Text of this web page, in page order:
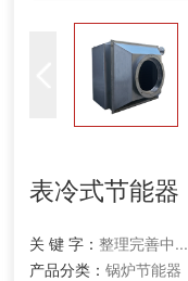
表冷式节能器
关 键 字： 整理完善中...
产品分类： 锅炉节能器